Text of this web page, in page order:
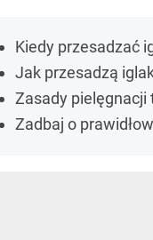
Kiedy przesadzać
Jak przesadzą
Zasady pielęgnacji
Zadbaj o